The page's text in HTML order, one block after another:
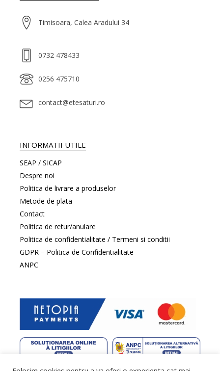
Timisoara, Calea Aradului 34
0732 478433
0256 475710
contact@etesaturi.ro
INFORMATII UTILE
SEAP / SICAP
Despre noi
Politica de livrare a produselor
Metode de plata
Contact
Politica de retur/anulare
Politica de confidentialitate / Termeni si conditii
GDPR – Politica de Confidentialitate
ANPC